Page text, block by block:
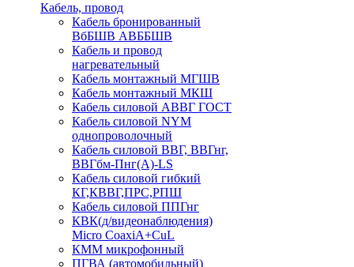
Кабель, провод
Кабель бронированный
ВбБШВ АВББШВ
Кабель и провод
нагревательный
Кабель монтажный МГШВ
Кабель монтажный МКШ
Кабель силовой АВВГ ГОСТ
Кабель силовой NYM
однопроволочный
Кабель силовой ВВГ, ВВГнг,
ВВГбм-Пнг(А)-LS
Кабель силовой гибкий
КГ,КВВГ,ПРС,РПШ
Кабель силовой ППГнг
КВК(д/видеонаблюдения)
Micro CoaxiA+CuL
КММ микрофонный
ПГВА (автомобильный)